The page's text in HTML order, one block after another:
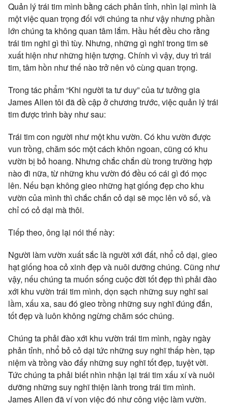
Quản lý trái tim mình bằng cách phản tỉnh, nhìn lại mình là
một việc quan trọng đối với chúng ta như vậy nhưng phần
lớn chúng ta không quan tâm lắm. Hầu hết đều cho rằng
trái tim nghĩ gì thì tùy. Nhưng, những gì nghĩ trong tim sẽ
xuất hiện như những hiện tượng. Chính vì vậy, duy trì trái
tim, tâm hồn như thế nào trở nên vô cùng quan trọng.
Trong tác phẩm “Khi người ta tư duy” của tư tưởng gia
James Allen tôi đã đề cập ở chương trước, việc quản lý trái
tim được trình bày như sau:
Trái tim con người như một khu vườn. Có khu vườn được
vun trồng, chăm sóc một cách khôn ngoan, cũng có khu
vườn bị bỏ hoang. Nhưng chắc chắn dù trong trường hợp
nào đi nữa, từ những khu vườn đó đều có cái gì đó mọc
lên. Nếu bạn không gieo những hạt giống đẹp cho khu
vườn của mình thì chắc chắn cỏ dại sẽ mọc lên vô số, và
chỉ có cỏ dại mà thôi.
Tiếp theo, ông lại nói thế này:
Người làm vườn xuất sắc là người xới đất, nhổ cỏ dại, gieo
hạt giống hoa cỏ xinh đẹp và nuôi dưỡng chúng. Cũng như
vậy, nếu chúng ta muốn sống cuộc đời tốt đẹp thì phải đào
xới khu vườn trái tim mình, dọn sạch những suy nghĩ sai
lầm, xấu xa, sau đó gieo trồng những suy nghĩ đúng đắn,
tốt đẹp và luôn không ngừng chăm sóc chúng.
Chúng ta phải đào xới khu vườn trái tim mình, ngày ngày
phản tỉnh, nhổ bỏ cỏ dại tức những suy nghĩ thấp hèn, tạp
niệm và trồng vào đấy những suy nghĩ tốt đẹp, tuyệt vời.
Tức chúng ta phải biết nhìn nhận lại trái tim xấu xí và nuôi
dưỡng những suy nghĩ thiện lành trong trái tim mình.
James Allen đã ví von việc đó như công việc làm vườn.